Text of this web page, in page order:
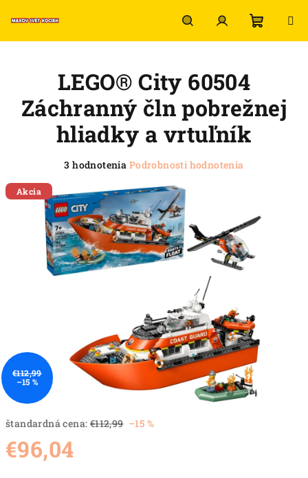
na
HľadaťPrihlásenie
štandardná cena: €112,99 –15 %
€96,04
LEGO® City 60504
Záchranný čln pobrežnej
hliadky a vrtuľník
Priemerné
produktu
je
5,0
z
5
hviezdičiek.
3 hodnotenia Podrobnosti hodnotenia
Akcia
€112,99
–15 %